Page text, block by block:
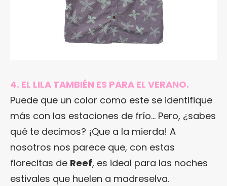
4. EL LILA TAMBIÉN ES PARA EL VERANO.
Puede que un color como este se identifique
más con las estaciones de frío… Pero, ¿sabes
qué te decimos? ¡Que a la mierda! A
nosotros nos parece que, con estas
florecitas de Reef, es ideal para las noches
estivales que huelen a madreselva.